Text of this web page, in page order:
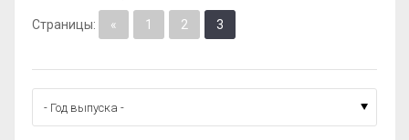
Страницы: « 1 2 3